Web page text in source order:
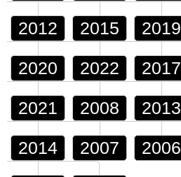
2012 2015 2019
2020 2022 2017
2021 2008 2013
2014 2007 2006